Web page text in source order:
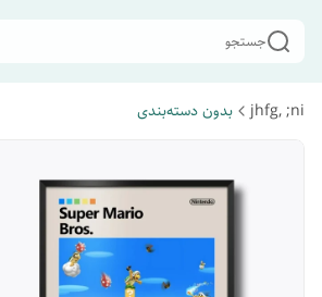
جستجو
jhfg, ;ni بدون دسته‌بندی